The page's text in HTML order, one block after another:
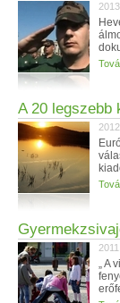
A 20 legszebb
„ A